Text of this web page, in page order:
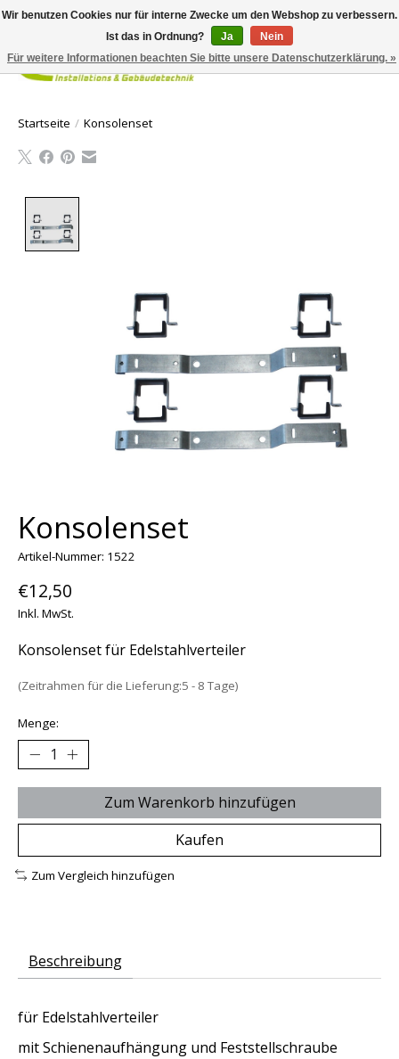
Ihr
Startseite / Konsolenset
Konsolenset
Artikel-Nummer: 1522
€12,50
Inkl. MwSt.
Konsolenset für Edelstahlverteiler
(Zeitrahmen für die Lieferung:5 - 8 Tage)
Menge:
Zum Warenkorb hinzufügen
Kaufen
Zum Vergleich hinzufügen
Beschreibung
für Edelstahlverteiler
mit Schienenaufhängung und Feststellschraube
Wir benutzen Cookies nur für interne Zwecke um den Webshop zu verbessern.
Ist das in Ordnung?
Ja
Nein
Für weitere Informationen beachten Sie bitte unsere Datenschutzerklärung. »